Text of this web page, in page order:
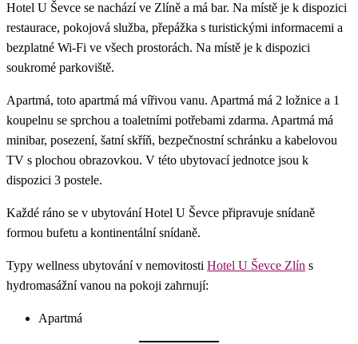
Hotel U Ševce se nachází ve Zlíně a má bar. Na místě je k dispozici
restaurace, pokojová služba, přepážka s turistickými informacemi a
bezplatné Wi-Fi ve všech prostorách. Na místě je k dispozici
soukromé parkoviště.
Apartmá, toto apartmá má vířivou vanu. Apartmá má 2 ložnice a 1
koupelnu se sprchou a toaletními potřebami zdarma. Apartmá má
minibar, posezení, šatní skříň, bezpečnostní schránku a kabelovou
TV s plochou obrazovkou. V této ubytovací jednotce jsou k
dispozici 3 postele.
Každé ráno se v ubytování Hotel U Ševce připravuje snídaně
formou bufetu a kontinentální snídaně.
Typy wellness ubytování v nemovitosti Hotel U Ševce Zlín s
hydromasážní vanou na pokoji zahrnují:
Apartmá